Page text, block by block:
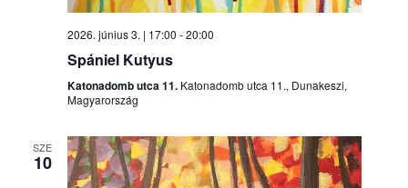
2026. június 3. | 17:00 -20:00
Spániel Kutyus
Katonadomb utca 11. Katonadomb utca 11., Dunakeszi,
Magyarország
SZE
10